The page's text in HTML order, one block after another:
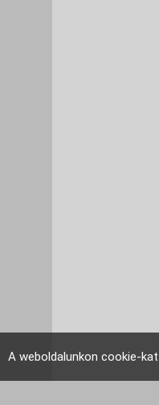
A weboldalunkon cookie-